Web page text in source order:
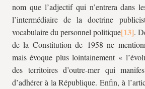
nom que l’adjectif qui n’entrera dans
l’intermédiaire de la doctrine
vocabulaire du personnel politique
.
de la Constitution de 1958 ne
mais évoque plus lointainement «
des territoires d’outre-mer qui
d’adhérer à la République. Enfin, à